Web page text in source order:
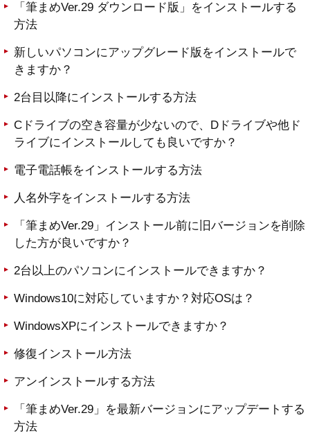
「筆まめVer.29 ダウンロード版」をインストールする
方法
新しいパソコンにアップグレード版をインストールで
きますか？
2台目以降にインストールする方法
Cドライブの空き容量が少ないので、Dドライブや他ド
ライブにインストールしても良いですか？
電子電話帳をインストールする方法
人名外字をインストールする方法
「筆まめVer.29」インストール前に旧バージョンを削除
した方が良いですか？
2台以上のパソコンにインストールできますか？
Windows10に対応していますか？対応OSは？
WindowsXPにインストールできますか？
修復インストール方法
アンインストールする方法
「筆まめVer.29」を最新バージョンにアップデートする
方法